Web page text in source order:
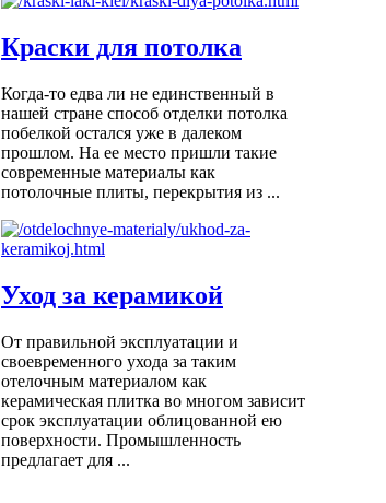
Краски для потолка
Когда-то едва ли не единственный в
нашей стране способ отделки потолка
побелкой остался уже в далеком
прошлом. На ее место пришли такие
современные материалы как
потолочные плиты, перекрытия из ...
Уход за керамикой
От правильной эксплуатации и
своевременного ухода за таким
отелочным материалом как
керамическая плитка во многом зависит
срок эксплуатации облицованной ею
поверхности. Промышленность
предлагает для ...